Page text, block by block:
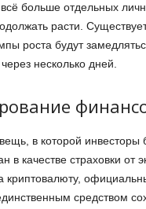
всё больше отдельных
расти.
роста будут
несколько дней.
в которой
в качестве страховки от
криптовалюту,
средством